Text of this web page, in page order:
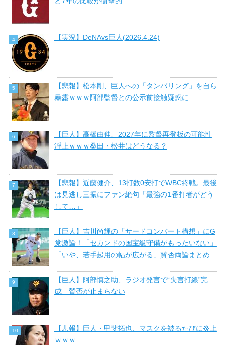
【実況】DeNAvs巨人(2026.4.24)
【悲報】松本剛、巨人への「タンパリング」を自ら
暴露ｗｗｗ阿部監督との公示前接触疑惑に
【巨人】高橋由伸、2027年に監督再登板の可能性
浮上ｗｗｗ桑田・松井はどうなる？
【悲報】近藤健介、13打数0安打でWBC終戦。最後
は見逃し三振にファン絶句「最強の1番打者がどう
して…」
【巨人】吉川尚輝の「サードコンバート構想」にG
党激論！「セカンドの国宝級守備がもったいない」
「いや、若手起用の幅が広がる」賛否両論まとめ
【巨人】阿部慎之助、ラジオ発言で“失言打線”完
成 賛否が止まらない
【悲報】巨人・甲斐拓也、マスクを被るたびに炎上
ｗｗｗ